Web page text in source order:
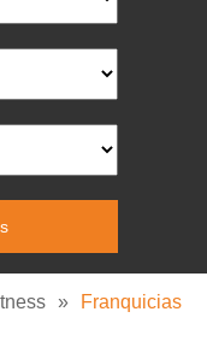
»
Franquicias